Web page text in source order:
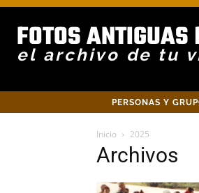
FOTOS
el archivo de tu
PERSONAS Y
Inicio 2025
Archivos